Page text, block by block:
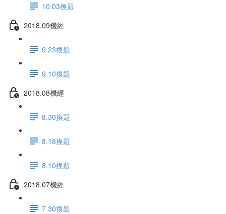
10.03換題
2018.09機經
9.23換題
9.10換題
2018.08機經
8.30換題
8.18換題
8.10換題
2018.07機經
7.30換題